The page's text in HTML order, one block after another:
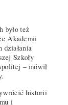
było też
Akademii
działania
Szkoły
– mówił
historii
i